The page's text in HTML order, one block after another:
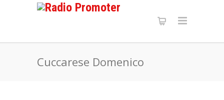
Cuccarese Domenico